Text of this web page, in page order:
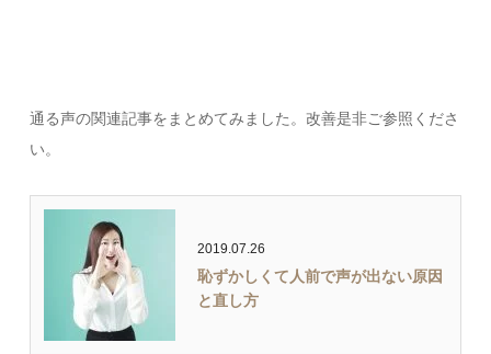
通る声の関連記事をまとめてみました。改善是非ご参照くださ
い。
2019.07.26
恥ずかしくて人前で声が出ない原因
と直し方